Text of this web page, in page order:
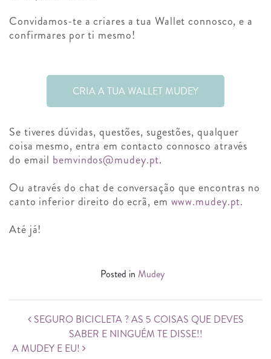
Convidamos-te a criares a tua Wallet connosco, e a
confirmares por ti mesmo!
CRIA A TUA WALLET MUDEY
Se tiveres dúvidas, questões, sugestões, qualquer
coisa mesmo, entra em contacto connosco através
do email bemvindos@mudey.pt.
Ou através do chat de conversação que encontras no
canto inferior direito do ecrã, em www.mudey.pt.
Até já!
Posted in Mudey
Post navigation
SEGURO BICICLETA ? AS 5 COISAS QUE DEVES
SABER E NINGUÉM TE DISSE!!
A MUDEY E EU!